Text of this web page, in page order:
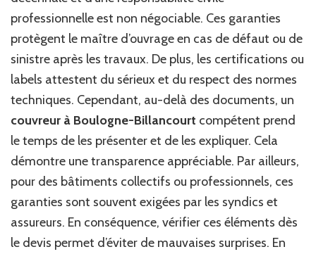
professionnelle est non négociable. Ces garanties
protègent le maître d’ouvrage en cas de défaut ou de
sinistre après les travaux. De plus, les certifications ou
labels attestent du sérieux et du respect des normes
techniques. Cependant, au-delà des documents, un
couvreur à Boulogne-Billancourt compétent prend
le temps de les présenter et de les expliquer. Cela
démontre une transparence appréciable. Par ailleurs,
pour des bâtiments collectifs ou professionnels, ces
garanties sont souvent exigées par les syndics et
assureurs. En conséquence, vérifier ces éléments dès
le devis permet d’éviter de mauvaises surprises. En